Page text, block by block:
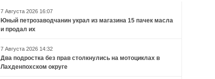
7 Августа 2026 16:07
Юный петрозаводчанин украл из магазина 15 пачек масла
и продал их
7 Августа 2026 14:32
Два подростка без прав столкнулись на мотоциклах в
Лахденпохском округе